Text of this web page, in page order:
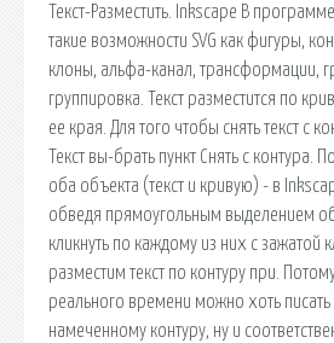
Текст-Разместить. Inkscape В
такие возможности SVG как фигуры,
клоны, альфа-канал, трансформации,
группировка. Текст разместится по
ее края. Для того чтобы снять текст с
Текст вы-брать пункт Снять с контура.
оба объекта (текст и кривую) - в
обведя прямоугольным выделением
кликнуть по каждому из них с зажатой
разместим текст по контуру при.
реального времени можно хоть писать
намеченному контуру, ну и